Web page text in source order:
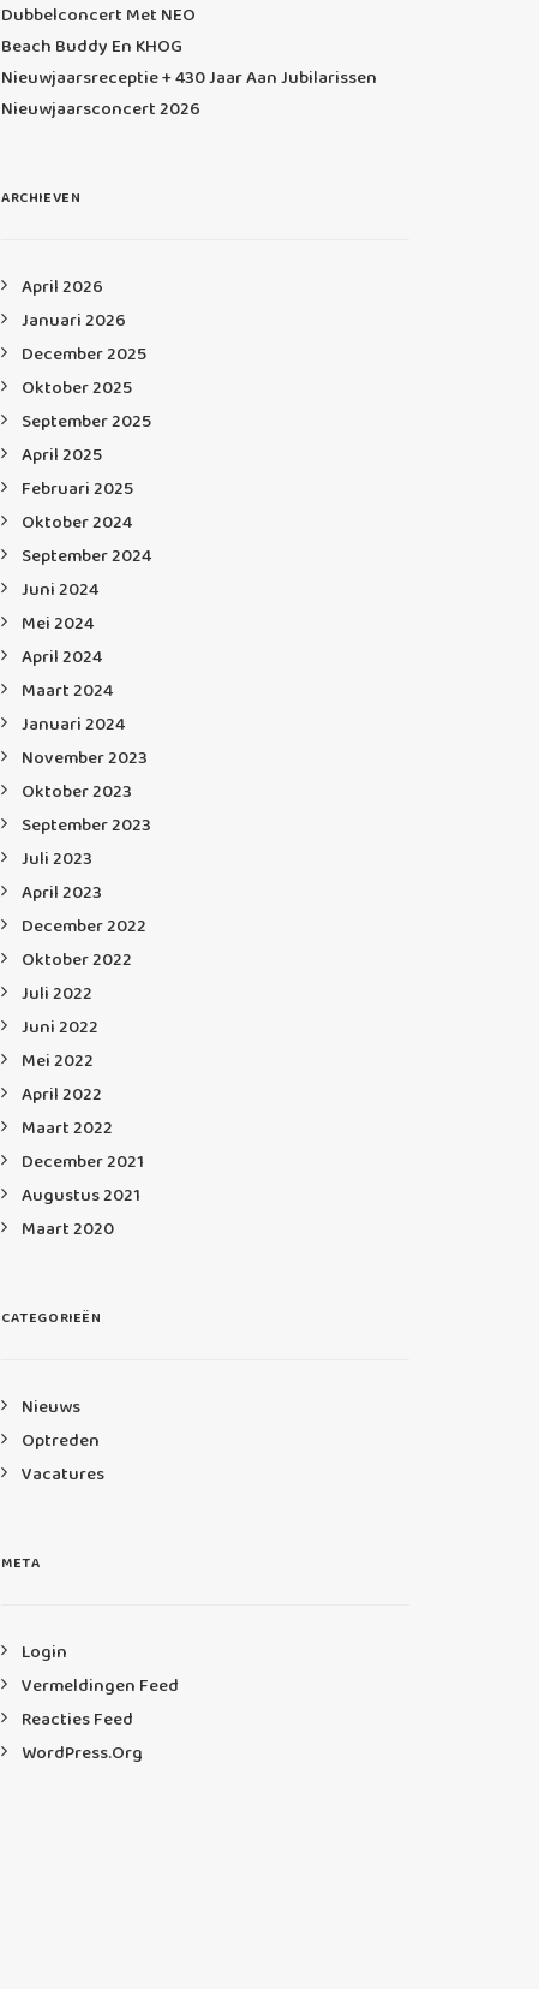
Dubbelconcert Met NEO
Beach Buddy En KHOG
Nieuwjaarsreceptie + 430 Jaar Aan Jubilarissen
Nieuwjaarsconcert 2026
ARCHIEVEN
April 2026
Januari 2026
December 2025
Oktober 2025
September 2025
April 2025
Februari 2025
Oktober 2024
September 2024
Juni 2024
Mei 2024
April 2024
Maart 2024
Januari 2024
November 2023
Oktober 2023
September 2023
Juli 2023
April 2023
December 2022
Oktober 2022
Juli 2022
Juni 2022
Mei 2022
April 2022
Maart 2022
December 2021
Augustus 2021
Maart 2020
CATEGORIEËN
Nieuws
Optreden
Vacatures
META
Login
Vermeldingen Feed
Reacties Feed
WordPress.org